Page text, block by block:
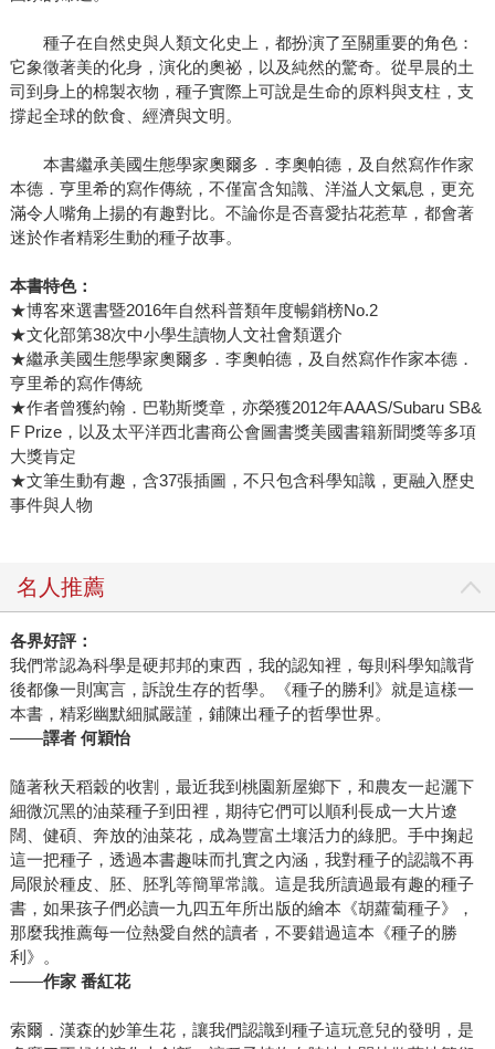
種子在自然史與人類文化史上，都扮演了至關重要的角色：
它象徵著美的化身，演化的奧祕，以及純然的驚奇。從早晨的土
司到身上的棉製衣物，種子實際上可說是生命的原料與支柱，支
撐起全球的飲食、經濟與文明。
本書繼承美國生態學家奧爾多．李奧帕德，及自然寫作作家
本德．亨里希的寫作傳統，不僅富含知識、洋溢人文氣息，更充
滿令人嘴角上揚的有趣對比。不論你是否喜愛拈花惹草，都會著
迷於作者精彩生動的種子故事。
本書特色：
★博客來選書暨2016年自然科普類年度暢銷榜No.2
★文化部第38次中小學生讀物人文社會類選介
★繼承美國生態學家奧爾多．李奧帕德，及自然寫作作家本德．
亨里希的寫作傳統
★作者曾獲約翰．巴勒斯獎章，亦榮獲2012年AAAS/Subaru SB&
F Prize，以及太平洋西北書商公會圖書獎美國書籍新聞獎等多項
大獎肯定
★文筆生動有趣，含37張插圖，不只包含科學知識，更融入歷史
事件與人物
名人推薦
各界好評：
我們常認為科學是硬邦邦的東西，我的認知裡，每則科學知識背
後都像一則寓言，訴說生存的哲學。《種子的勝利》就是這樣一
本書，精彩幽默細膩嚴謹，鋪陳出種子的哲學世界。
——譯者 何穎怡
隨著秋天稻穀的收割，最近我到桃園新屋鄉下，和農友一起灑下
細微沉黑的油菜種子到田裡，期待它們可以順利長成一大片遼
闊、健碩、奔放的油菜花，成為豐富土壤活力的綠肥。手中掬起
這一把種子，透過本書趣味而扎實之內涵，我對種子的認識不再
局限於種皮、胚、胚乳等簡單常識。這是我所讀過最有趣的種子
書，如果孩子們必讀一九四五年所出版的繪本《胡蘿蔔種子》，
那麼我推薦每一位熱愛自然的讀者，不要錯過這本《種子的勝
利》。
——作家 番紅花
索爾．漢森的妙筆生花，讓我們認識到種子這玩意兒的發明，是